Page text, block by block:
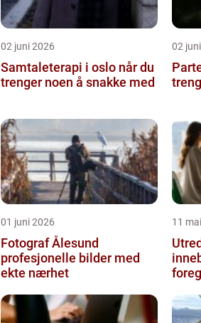
02 juni 2026
Samtaleterapi i oslo når du
trenger noen å snakke med
02
01 juni 2026
Fotograf Ålesund
profesjonelle bilder med
ekte nærhet
11